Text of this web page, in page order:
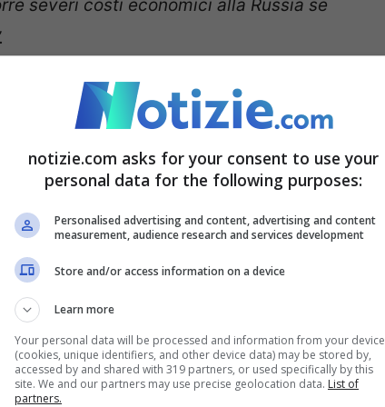
severi costi economici alla Russia se
testimoni: esulta la James
ha riferito che volerà in Russia per
“La strategia deve essere fatta di due
nostra unità, questo è il fattore che ha più
che essendo diversi avremo preso
più uniti. Nella Nato ci sono anche
tra Paesi differenti. Come secondo
deterrenza con fermezza, non dobbiamo
possiamo rinunciare a quelli che sono i
notizie.com asks for your consent to use your
personal data for the following purposes:
Personalised advertising and content, advertising and content
measurement, audience research and services development
Store and/or access information on a device
Learn more
Your personal data will be processed and information from your device
(cookies, unique identifiers, and other device data) may be stored by,
accessed by and shared with 319 partners, or used specifically by this
site. We and our partners may use precise geolocation data. List of
partners.